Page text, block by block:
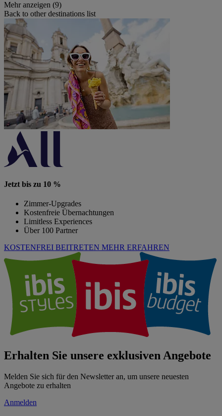
Mehr anzeigen (9)
Back to other destinations list
Jetzt bis zu 10 %
Zimmer-Upgrades
Kostenfreie Übernachtungen
Limitless Experiences
Über 100 Partner
KOSTENFREI BEITRETEN MEHR ERFAHREN
Erhalten Sie unsere exklusiven Angebote
Melden Sie sich für den Newsletter an, um unsere neuesten
Angebote zu erhalten
Anmelden